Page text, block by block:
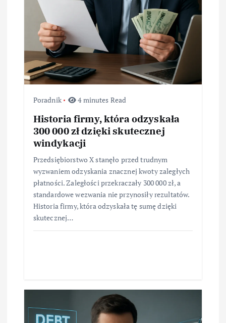
s
u
Poradnik 4 minutes Read
Historia firmy, która odzyskała
300 000 zł dzięki skutecznej
windykacji
Przedsiębiorstwo X stanęło przed trudnym
wyzwaniem odzyskania znacznej kwoty zaległych
płatności. Zaległości przekraczały 300 000 zł, a
standardowe wezwania nie przynosiły rezultatów.
Historia firmy, która odzyskała tę sumę dzięki
skutecznej…